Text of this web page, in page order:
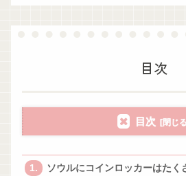
目次
目次
ソウルにコインロッカーはたく